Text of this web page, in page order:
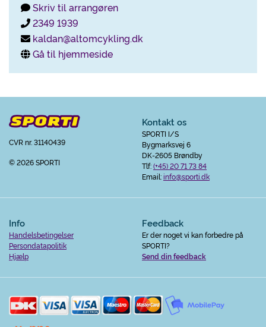
Skriv til arrangøren
2349 1939
kaldan@altomcykling.dk
Gå til hjemmeside
CVR nr. 31140439
© 2026 SPORTI
Kontakt os
SPORTI I/S
Bygmarksvej 6
DK-2605 Brøndby
Tlf:(+45) 20 71 73 84
Email:info@sporti.dk
Info
Handelsbetingelser
Persondatapolitik
Hjælp
Feedback
Er der noget vi kan forbedre på
SPORTI?
Send din feedback